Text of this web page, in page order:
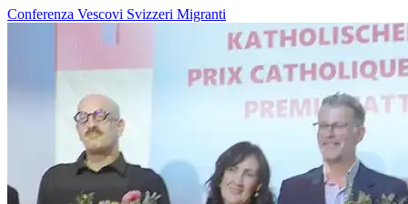
Conferenza Vescovi Svizzeri Migranti